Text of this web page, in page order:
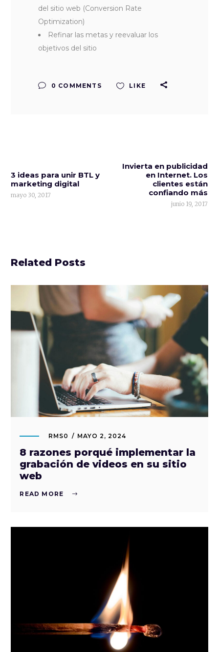
del sitio web (Conversion Rate
Optimization)
Refinar las metas y reevaluar los
objetivos del sitio
0 COMMENTS LIKE
3 ideas para unir BTL y
marketing digital
mayo 30, 2017
Invierta en publicidad
en Internet. Los
clientes están
confiando más
junio 19, 2017
Related Posts
RMS0 MAYO 2, 2024
8 razones porqué implementar la
grabación de videos en su sitio
web
READ MORE